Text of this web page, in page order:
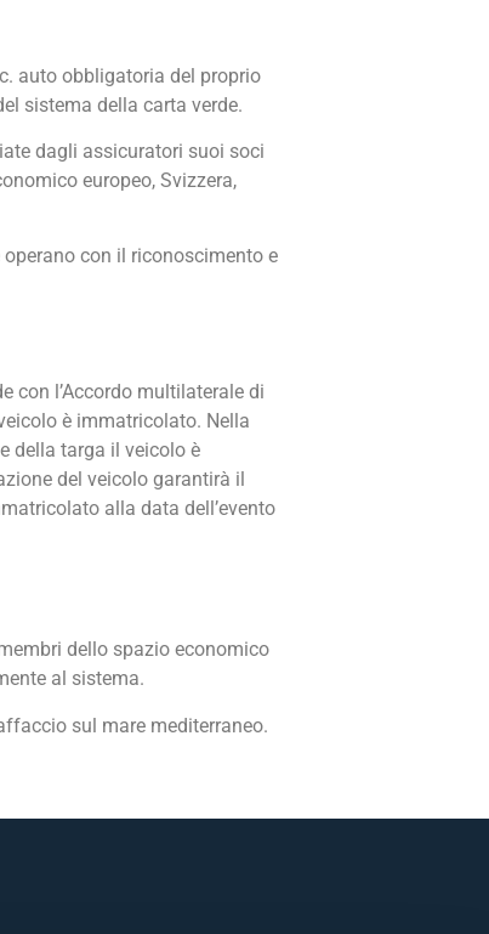
auto obbligatoria del proprio
sistema della carta verde.
dagli assicuratori suoi soci
europeo, Svizzera,
con il riconoscimento e
con l’Accordo multilaterale di
è immatricolato. Nella
della targa il veicolo è
del veicolo garantirà il
alla data dell’evento
dello spazio economico
al sistema.
sul mare mediterraneo.